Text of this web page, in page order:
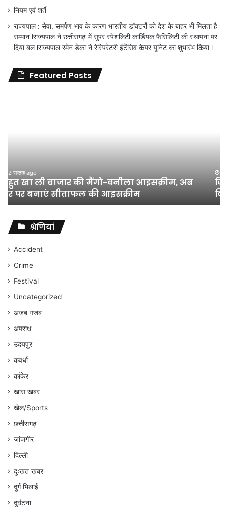
नियम एवं शर्ते
राज्यपाल : सेवा, समर्पण भाव के कारण भारतीय डॉक्टरों को देश के बाहर भी मिलता है
सम्मान lराज्यपाल ने छत्तीसगढ़ में सुपर स्पेशलिटी कार्डियक फैसिलिटी की स्थापना पर
दिया बल lराज्यपाल रमेन डेका ने रेस्पिरेटरी इंटेंसिव केयर यूनिट का शुभारंभ किया l
Featured Posts
शिक्षा
विभाग
के
विवादों
संघर्ष
जारी
रहेगा
अंकित
गौरहा
जून 11, 2026
जिला शिक्षा अधिकारी का तबादला हुआ, लेकिन शिक्षा
विभाग के विवादों पर संघर्ष जारी रहेगा : अंकित गौरहा
श्रेणियां
Accident
Crime
Festival
Uncategorized
अजब गजब
अपराध
उदयपुर
कवर्धा
कांकेर
खास खबर
खेल/Sports
छत्तीसगढ़
जांजगीर
दिल्ली
दुःखत खबर
दुर्ग भिलाई
दुर्घटना